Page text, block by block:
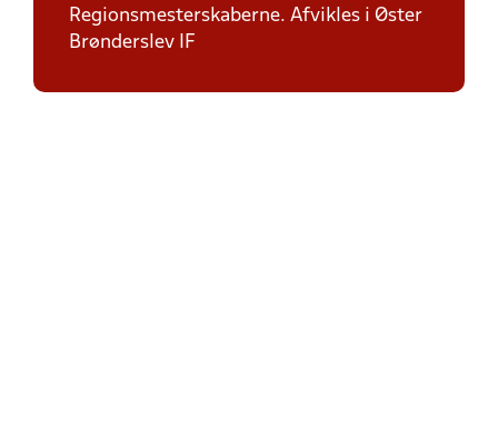
Regionsmesterskaberne. Afvikles i Øster
Brønderslev IF